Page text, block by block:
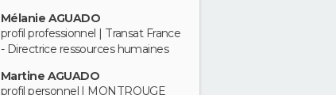
Mélanie AGUADO
profil professionnel | Transat France
- Directrice ressources humaines
Martine AGUADO
profil personnel | MONTROUGE